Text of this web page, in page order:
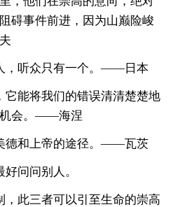
碍事件前进，因为山巅险峻
，听众只有一个。——日本
它能将我们的错误清清楚楚地
机会。——海涅
德和上帝的途径。——瓦茨
问问别人。
，此三者可以引至生命的崇高